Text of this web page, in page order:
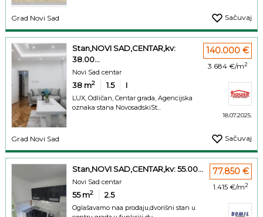
Grad Novi Sad Sačuvaj
Stan,NOVI SAD,CENTAR,kv:
38.00...
Novi Sad centar
38 m2 1.5 I
LUX, Odličan, Centar grada, Agencijska
oznaka stana NovosadskiSt...
140.000 €
3.684 €/m2
18.07.2025.
Grad Novi Sad Sačuvaj
Stan,NOVI SAD,CENTAR,kv: 55.00...
Novi Sad centar
55m2 2.5
Oglašavamo naa prodaju,dvorišni stan u
77.850 €
1.415 €/m2